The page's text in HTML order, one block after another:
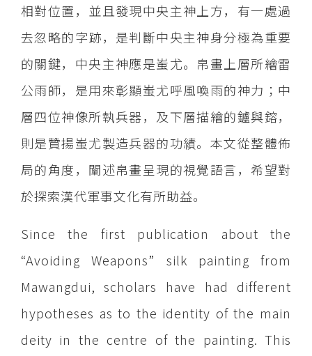
相對位置，並且發現中央主神上方，有一處過
去忽略的字跡，是判斷中央主神身分極為重要
的關鍵，中央主神應是蚩尤。帛畫上層所繪雷
公雨師，是用來彰顯蚩尤呼風喚雨的神力；中
層四位神像所執兵器，及下層描繪的鑪與鎔，
則是贊揚蚩尤製造兵器的功績。本文從整體佈
局的角度，闡述帛畫呈現的視覺語言，希望對
於探索漢代軍事文化有所助益。
Since the first publication about the
“Avoiding Weapons” silk painting from
Mawangdui, scholars have had different
hypotheses as to the identity of the main
deity in the centre of the painting. This